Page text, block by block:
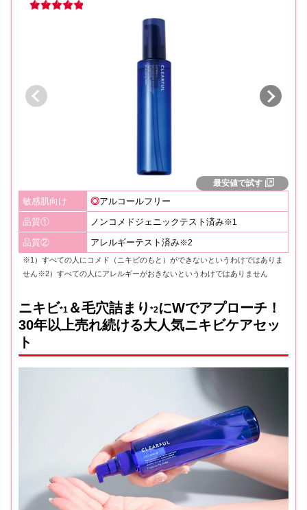
最安値で試す
敏感肌向け ◎アルコールフリー
品質①
ノンコメドジェニックテスト済み※1
品質② アレルギーテスト済み※2
※1）すべての人にコメド（ニキビのもと）ができないというわけではありま
せん※2）すべての人にアレルギーがおきないというわけではありません
ニキビ*1 ＆毛穴詰まり *2にWでアプローチ！
30年以上売れ続ける大人気ニキビケアセッ
ト